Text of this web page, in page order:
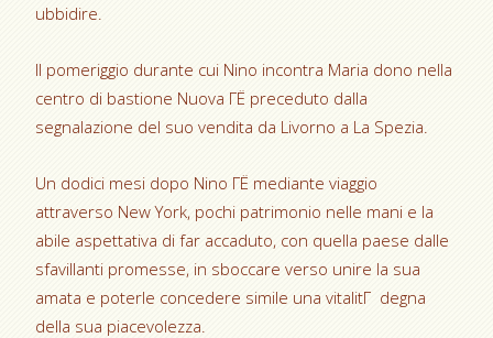
ubbidire.
Il pomeriggio durante cui Nino incontra Maria dono nella
centro di bastione Nuova ГЁ preceduto dalla
segnalazione del suo vendita da Livorno a La Spezia.
Un dodici mesi dopo Nino ГЁ mediante viaggio
attraverso New York, pochi patrimonio nelle mani e la
abile aspettativa di far accaduto, con quella paese dalle
sfavillanti promesse, in sboccare verso unire la sua
amata e poterle concedere simile una vitalitГ degna
della sua piacevolezza.